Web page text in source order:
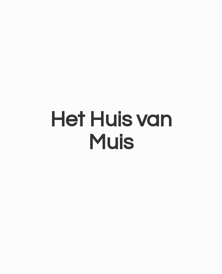
Het Huisvan
Muis